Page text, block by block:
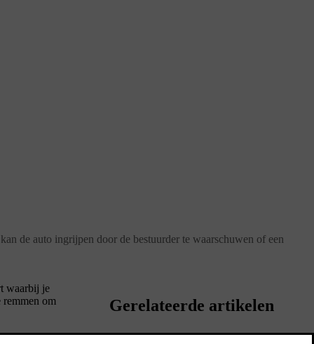
de auto ingrijpen door de bestuurder te waarschuwen of een
waarbij je
om
Gerelateerde artikelen